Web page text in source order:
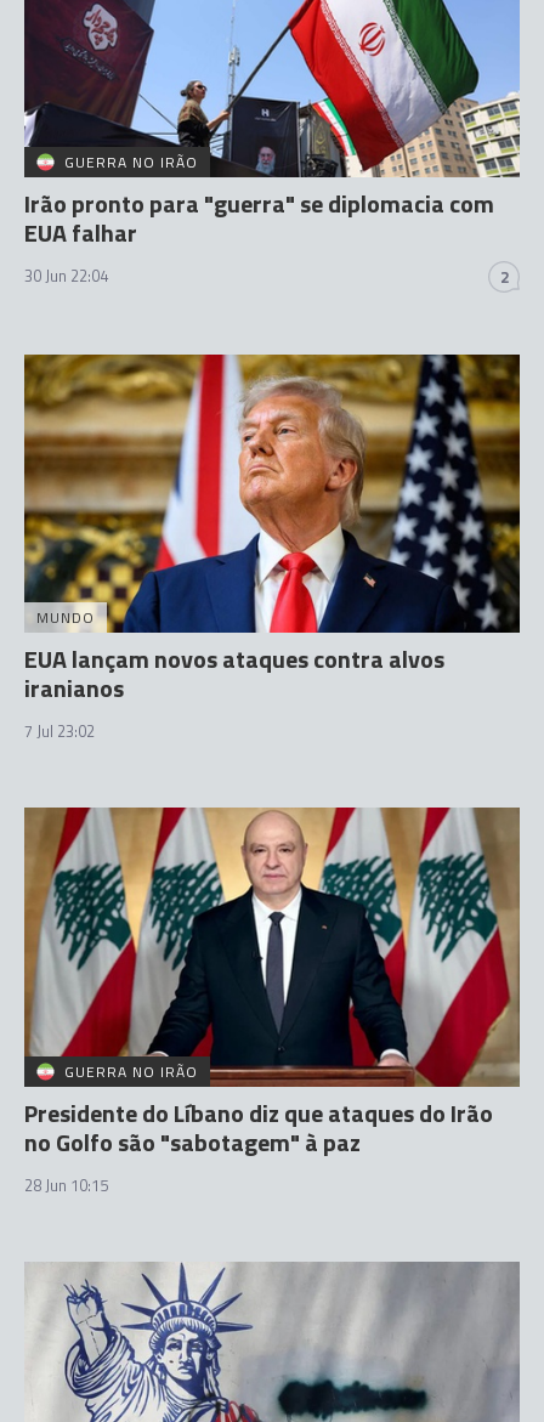
GUERRA NO IRÃO
Irão pronto para "guerra" se diplomacia com
EUA falhar
30 Jun 22:04 2
MUNDO
EUA lançam novos ataques contra alvos
iranianos
7 Jul 23:02
GUERRA NO IRÃO
Presidente do Líbano diz que ataques do Irão
no Golfo são "sabotagem" à paz
28 Jun 10:15